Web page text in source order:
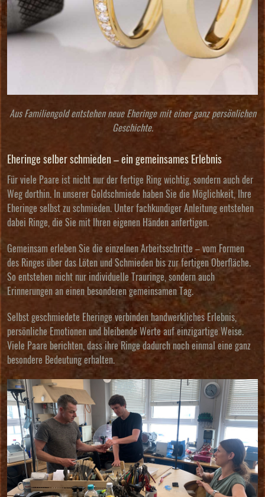
Aus Familiengold entstehen neue Eheringe mit einer ganz persönlichen
Geschichte.
Eheringe selber schmieden – ein gemeinsames Erlebnis
Für viele Paare ist nicht nur der fertige Ring wichtig, sondern auch der
Weg dorthin. In unserer Goldschmiede haben Sie die Möglichkeit, Ihre
Eheringe selbst zu schmieden. Unter fachkundiger Anleitung entstehen
dabei Ringe, die Sie mit Ihren eigenen Händen anfertigen.
Gemeinsam erleben Sie die einzelnen Arbeitsschritte – vom Formen
des Ringes über das Löten und Schmieden bis zur fertigen Oberfläche.
So entstehen nicht nur individuelle Trauringe, sondern auch
Erinnerungen an einen besonderen gemeinsamen Tag.
Selbst geschmiedete Eheringe verbinden handwerkliches Erlebnis,
persönliche Emotionen und bleibende Werte auf einzigartige Weise.
Viele Paare berichten, dass ihre Ringe dadurch noch einmal eine ganz
besondere Bedeutung erhalten.